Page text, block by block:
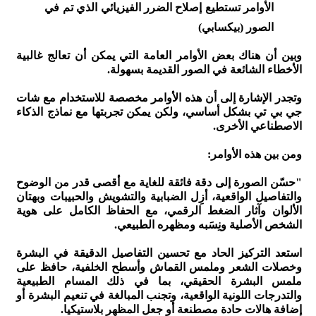
الأوامر تستطيع إصلاح الضرر الفيزيائي الذي تم في
الصور (بيكسابي)
وبين أن هناك بعض الأوامر العامة التي يمكن أن تعالج غالبية
الأخطاء الشائعة في الصور القديمة بسهولة.
وتجدر الإشارة إلى أن هذه الأوامر مخصصة للاستخدام مع شات
جي بي تي بشكل أساسي، ولكن يمكن تجربتها مع نماذج الذكاء
الاصطناعي الأخرى.
ومن بين هذه الأوامر:
"حسّن الصورة إلى دقة فائقة للغاية مع أقصى قدر من الوضوح
والتفاصيل الواقعية، أزِل الضبابية والتشويش والحبيبات وبهتان
الألوان وآثار الضغط الرقمي، مع الحفاظ الكامل على هوية
الشخص الأصلية ونِسَبه ومظهره الطبيعي.
استعد التركيز الحاد مع تحسين التفاصيل الدقيقة في البشرة
وخصلات الشعر وملمس القماش وأسطح الخلفية، حافظ على
ملمس البشرة الحقيقي، بما في ذلك المسام الطبيعية
والتدرجات اللونية الواقعية، وتجنب المبالغة في تنعيم البشرة أو
إضافة هالات حادة مصطنعة أو جعل المظهر بلاستيكيا.